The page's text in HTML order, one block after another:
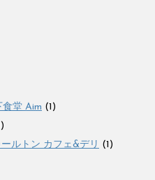
堂 Aim (1)
ルトン カフェ&デリ (1)